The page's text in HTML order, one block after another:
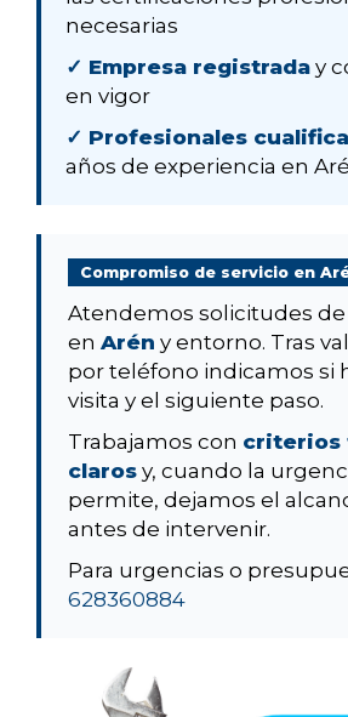
necesarias
✓ Empresa registrada y
en vigor
✓ Profesionales
años de experiencia en
Compromiso de servicio en
Atendemos solicitudes
en Arén y entorno. Tras
por teléfono indicamos si
visita y el siguiente paso.
Trabajamos con criterios
claros y, cuando la
permite, dejamos el
antes de intervenir.
Para urgencias o
628360884